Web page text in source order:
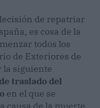
de repatriar
es cosa de la
todos los
de Exteriores de
la siguiente
traslado del
en el que se
causa de la muerte